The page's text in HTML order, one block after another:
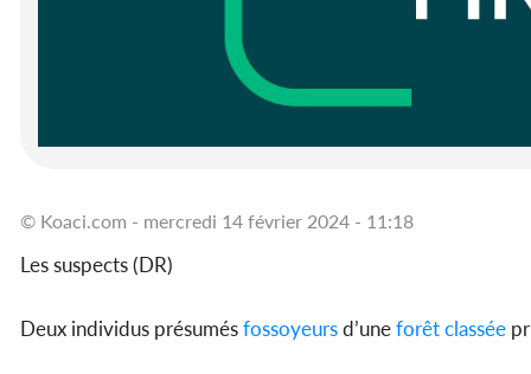
© Koaci.com - mercredi 14 février 2024 - 11:18
Les suspects (DR)
Deux individus présumésfossoyeursd’uneforêt classée